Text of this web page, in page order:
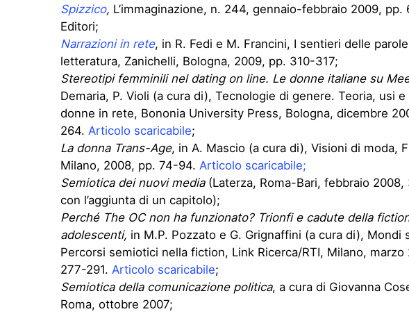
Spizzico, L’immaginazione, n. 244, gennaio-febbraio 2009, pp.
Editori;
Narrazioni in rete, in R. Fedi e M. Francini, I sentieri delle
letteratura, Zanichelli, Bologna, 2009, pp. 310-317;
Stereotipi femminili nel dating on line. Le donne italiane su
Demaria, P. Violi (a cura di), Tecnologie di genere. Teoria, usi
donne in rete, Bononia University Press, Bologna, dicembre
264. Articolo scaricabile;
La donna Trans-Age, in A. Mascio (a cura di), Visioni di moda,
Milano, 2008, pp. 74-94. Articolo scaricabile;
Semiotica dei nuovi media(Laterza, Roma-Bari, febbraio 2008,
con l’aggiunta di un capitolo);
Perché The OC non ha funzionato? Trionfi e cadute della
adolescenti, in M.P. Pozzato e G. Grignaffini (a cura di), Mondi
Percorsi semiotici nella fiction, Link Ricerca/RTI, Milano, marzo
277-291. Articolo scaricabile;
Semiotica della comunicazione politica, a cura di Giovanna
Roma, ottobre 2007;